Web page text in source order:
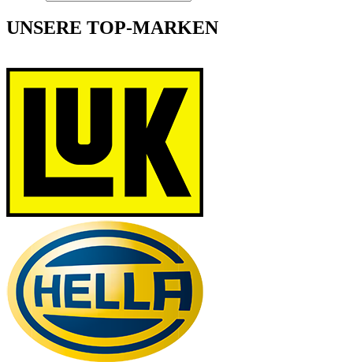
UNSERE TOP-MARKEN